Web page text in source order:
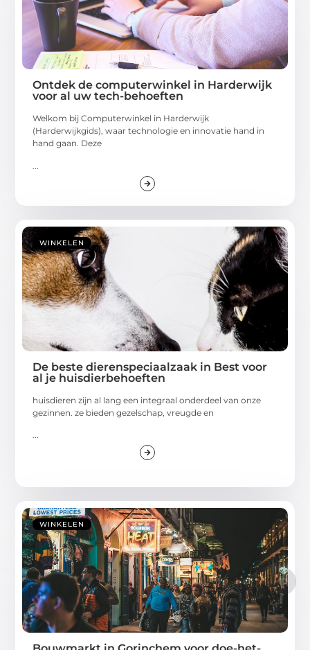
Ontdek de computerwinkel in Harderwijk
voor al uw tech-behoeften
Welkom bij Computerwinkel in Harderwijk
(Harderwijkgids), waar technologie en innovatie hand in
hand gaan. Deze
WINKELEN
De beste dierenspeciaalzaak in Best voor
al je huisdierbehoeften
huisdieren zijn al lang een integraal onderdeel van onze
gezinnen. ze bieden gezelschap, vreugde en
...
WINKELEN